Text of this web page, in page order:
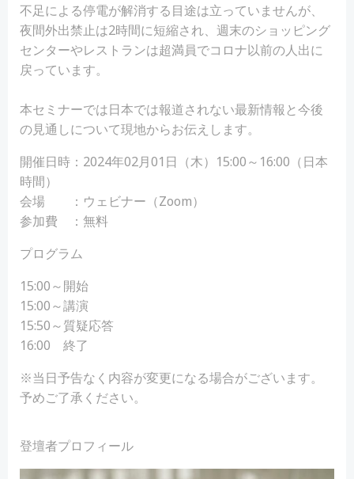
不足による停電が解消する目途は立っていませんが、
夜間外出禁止は2時間に短縮され、週末のショッピング
センターやレストランは超満員でコロナ以前の人出に
戻っています。
本セミナーでは日本では報道されない最新情報と今後
の見通しについて現地からお伝えします。
開催日時：2024年02月01日（木）15:00～16:00（日本
時間）
会場 ：ウェビナー（Zoom）
参加費 ：無料
プログラム
15:00～開始
15:00～講演
15:50～質疑応答
16:00 終了
※当日予告なく内容が変更になる場合がございます。
予めご了承ください。
登壇者プロフィール